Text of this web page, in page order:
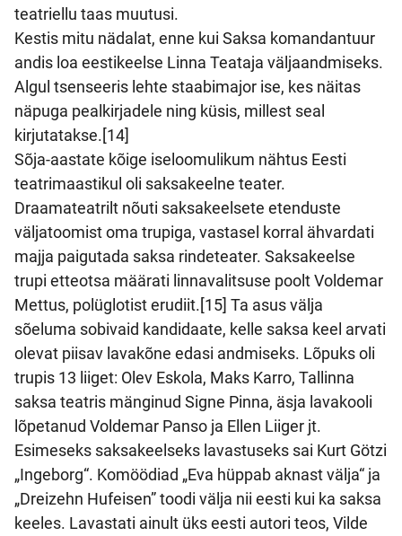
teatriellu taas muutusi.
Kestis mitu nädalat, enne kui Saksa komandantuur
andis loa eestikeelse Linna Teataja väljaandmiseks.
Algul tsenseeris lehte staabimajor ise, kes näitas
näpuga pealkirjadele ning küsis, millest seal
kirjutatakse.[14]
Sõja-aastate kõige iseloomulikum nähtus Eesti
teatrimaastikul oli saksakeelne teater.
Draamateatrilt nõuti saksakeelsete etenduste
väljatoomist oma trupiga, vastasel korral ähvardati
majja paigutada saksa rindeteater. Saksakeelse
trupi etteotsa määrati linnavalitsuse poolt Voldemar
Mettus, polüglotist erudiit.[15] Ta asus välja
sõeluma sobivaid kandidaate, kelle saksa keel arvati
olevat piisav lavakõne edasi andmiseks. Lõpuks oli
trupis 13 liiget: Olev Eskola, Maks Karro, Tallinna
saksa teatris mänginud Signe Pinna, äsja lavakooli
lõpetanud Voldemar Panso ja Ellen Liiger jt.
Esimeseks saksakeelseks lavastuseks sai Kurt Götzi
„Ingeborg“. Komöödiad „Eva hüppab aknast välja“ ja
„Dreizehn Hufeisen” toodi välja nii eesti kui ka saksa
keeles. Lavastati ainult üks eesti autori teos, Vilde